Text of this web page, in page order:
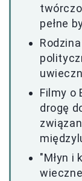
pełne
Filmy o
drogę
"Młyn i